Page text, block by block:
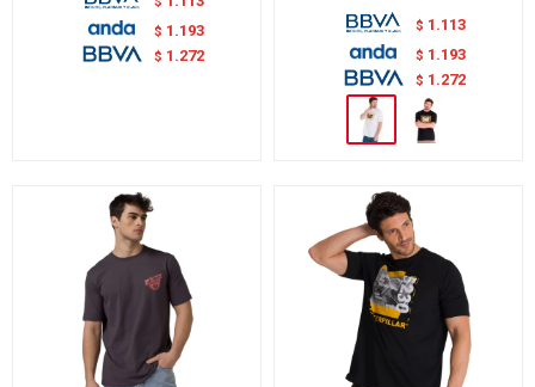
$ 1.193
$ 1.272
$ 1.113
$ 1.193
$ 1.272